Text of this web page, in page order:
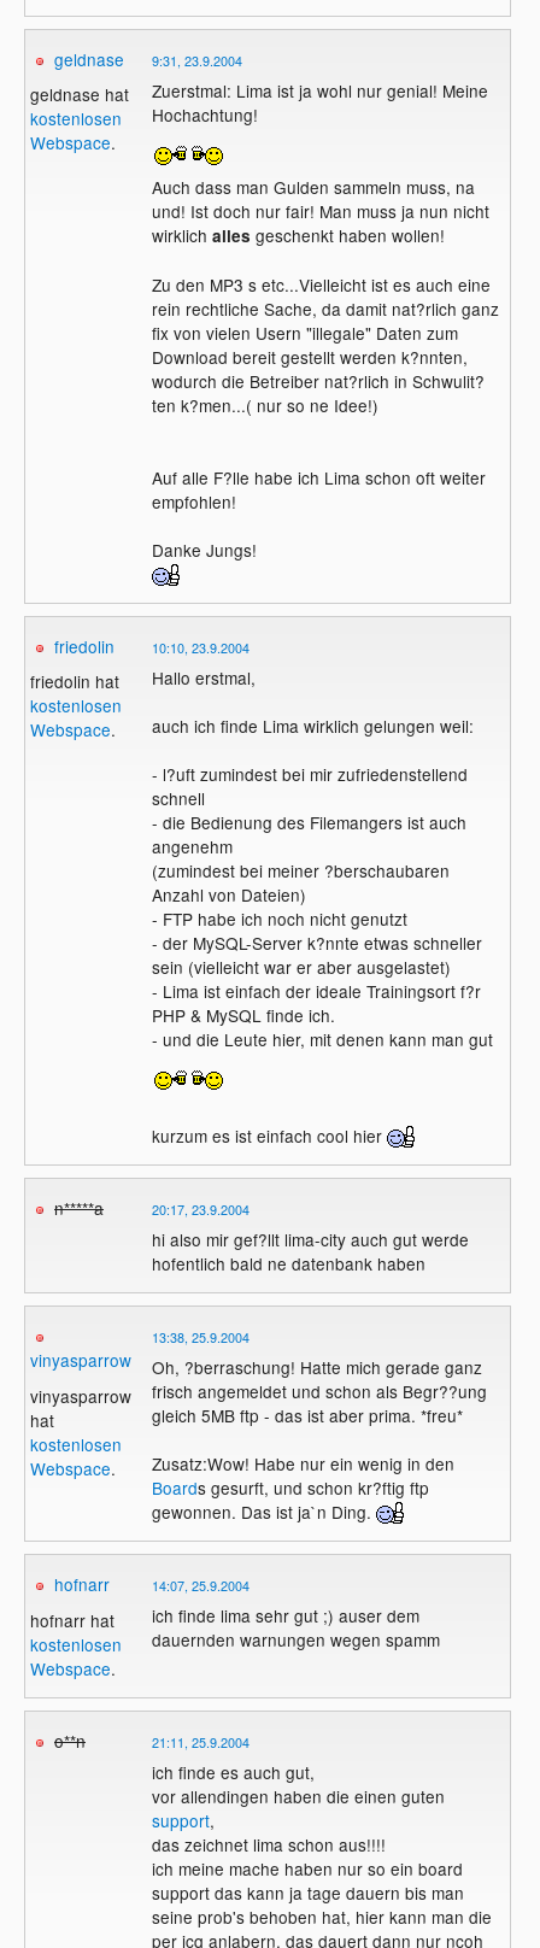
geldnase
geldnase hat
kostenlosen
Webspace.
9:31, 23.9.2004
Zuerstmal: Lima ist ja wohl nur genial! Meine
Hochachtung!
Auch dass man Gulden sammeln muss, na
und! Ist doch nur fair! Man muss ja nun nicht
wirklich alles geschenkt haben wollen!
Zu den MP3 s etc...Vielleicht ist es auch eine
rein rechtliche Sache, da damit nat?rlich ganz
fix von vielen Usern "illegale" Daten zum
Download bereit gestellt werden k?nnten,
wodurch die Betreiber nat?rlich in Schwulit?
ten k?men...( nur so ne Idee!)
Auf alle F?lle habe ich Lima schon oft weiter
empfohlen!
Danke Jungs!
friedolin
friedolin hat
kostenlosen
Webspace.
10:10, 23.9.2004
Hallo erstmal,
auch ich finde Lima wirklich gelungen weil:
- l?uft zumindest bei mir zufriedenstellend
schnell
- die Bedienung des Filemangers ist auch
angenehm
(zumindest bei meiner ?berschaubaren
Anzahl von Dateien)
- FTP habe ich noch nicht genutzt
- der MySQL-Server k?nnte etwas schneller
sein (vielleicht war er aber ausgelastet)
- Lima ist einfach der ideale Trainingsort f?r
PHP & MySQL finde ich.
- und die Leute hier, mit denen kann man gut
kurzum es ist einfach cool hier
n*****a 20:17, 23.9.2004
hi also mir gef?llt lima-city auch gut werde
hofentlich bald ne datenbank haben
vinyasparrow
vinyasparrow
hat
kostenlosen
Webspace.
13:38, 25.9.2004
Oh, ?berraschung! Hatte mich gerade ganz
frisch angemeldet und schon als Begr??ung
gleich 5MB ftp - das ist aber prima. *freu*
Zusatz:Wow! Habe nur ein wenig in den
Boards gesurft, und schon kr?ftig ftp
gewonnen. Das ist ja`n Ding.
hofnarr
hofnarr hat
kostenlosen
Webspace.
14:07, 25.9.2004
ich finde lima sehr gut ;) auser dem
dauernden warnungen wegen spamm
o**n 21:11, 25.9.2004
ich finde es auch gut,
vor allendingen haben die einen guten
support,
das zeichnet lima schon aus!!!!
ich meine mache haben nur so ein board
support das kann ja tage dauern bis man
seine prob's behoben hat, hier kann man die
per icq anlabern, das dauert dann nur ncoh